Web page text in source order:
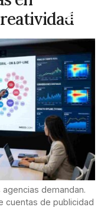
demandan.
cuentas de publicidad